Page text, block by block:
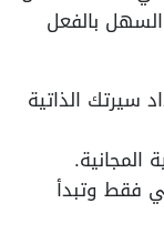
بالفعل
سيرتك الذاتية
المجانية.
فقط وتبدأ